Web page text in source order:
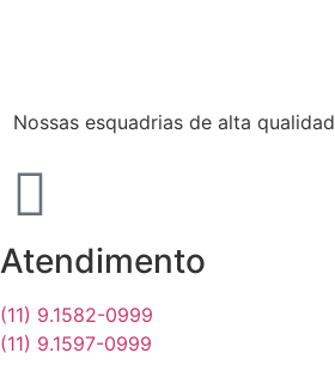
Nossas esquadrias de alta
Atendimento
(11) 9.1582-0999
(11) 9.1597-0999